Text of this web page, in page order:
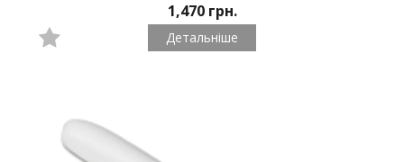
1,470 грн.
Детальніше